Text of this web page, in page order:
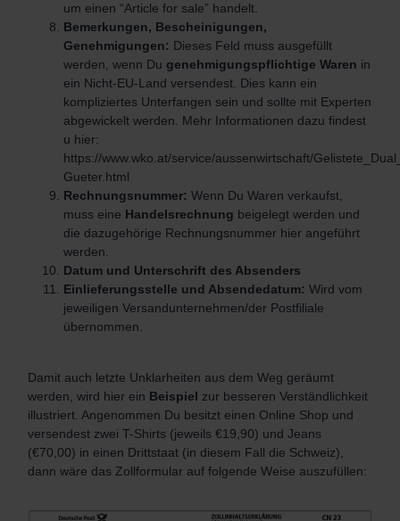
um einen “Article for sale” handelt.
Bemerkungen, Bescheinigungen,
Genehmigungen: Dieses Feld muss ausgefüllt
werden, wenn Du genehmigungspflichtige Waren in
ein Nicht-EU-Land versendest. Dies kann ein
kompliziertes Unterfangen sein und sollte mit Experten
abgewickelt werden. Mehr Informationen dazu findest
u hier:
https://www.wko.at/service/aussenwirtschaft/
Gueter.html
Rechnungsnummer: Wenn Du Waren verkaufst,
muss eine Handelsrechnung beigelegt werden und
die dazugehörige Rechnungsnummer hier angeführt
werden.
Datum und Unterschrift des Absenders
Einlieferungsstelle und Absendedatum: Wird vom
jeweiligen Versandunternehmen/der Postfiliale
übernommen.
Damit auch letzte Unklarheiten aus dem Weg geräumt
werden, wird hier ein Beispiel zur besseren Verständlichkeit
illustriert. Angenommen Du besitzt einen Online Shop und
versendest zwei T-Shirts (jeweils €19,90) und Jeans
(€70,00) in einen Drittstaat (in diesem Fall die Schweiz),
dann wäre das Zollformular auf folgende Weise auszufüllen: